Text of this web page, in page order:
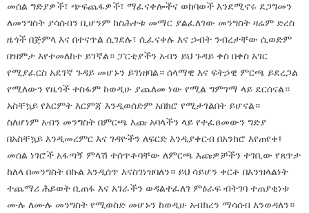
መሰል ግድያዎች፣ ጭፍጨፋዎች፣ ማፈናቀሎችና ወከባወች እንደሚኖሩ ደጋግመን
ለመንግስት ያሳሰብን ቢሆንም ከስሕተቱ መማር ያልፈለገው መንግስት ዛሬም ድረስ
ዜጎች በጅምላ እና በተናጥል ሲገደሉ፣ ሲፈናቀሉ እና ኃብት ንብረታቸው ሲወድም
በዝምታ እየተመለከተ ይገኛል። ፓርቲያችን አብን ይህ ጉዳይ ቀስ በቀስ አገር
የሚያፈርስ አደገኛ ጉዳይ መሆኑን ይገነዘባል። ሰላማዊ እና ፍትኃዊ ምርጫ ይደረጋል
የሚለውን የዜጎች ተስፋም ከወዲሁ ያጨለመ ነው የሚል ግምገማ ላይ ደርሰናል።
አስቸኳይ የእርምት እርምጃ እንዲወሰድም አበክሮ የሚታገልበት ይሆናል።
ስለሆነም አብን መንግስት በምርጫ እጩ አባላችን ላይ የተፈፀመውን ግድያ
በአስቸኳይ እንዲመረምር እና ገዳዮችን ለፍርድ እንዲያቀርብ በአንክሮ እየጠየቀ፤
መሰል ነገሮች አፋጣኝ ምላሽ ተሰጥቶባቸው ለምርጫ እጩዎቻችን ተገቢው የጸጥታ
ከለላ በመንግስት በኩል እንዲሰጥ እናስገነዝባለን። ይህ ሳይሆን ቀርቶ በእንዝላልነት
ተጨማሪ ሕይወት ቢጠፋ እና አገራችን ወዳልተፈለገ ምዕራፍ ብትገባ ተጠያቂነቱ
ሙሉ ለሙሉ መንግስት የሚወስድ መሆኑን ከወዲሁ አብክረን ማሳሰብ እንወዳለን።